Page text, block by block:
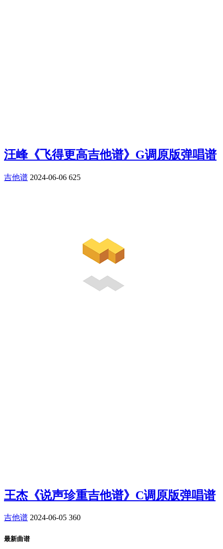
汪峰《飞得更高吉他谱》G调原版弹唱谱
吉他谱 2024-06-06 625
王杰《说声珍重吉他谱》C调原版弹唱谱
吉他谱 2024-06-05 360
最新曲谱